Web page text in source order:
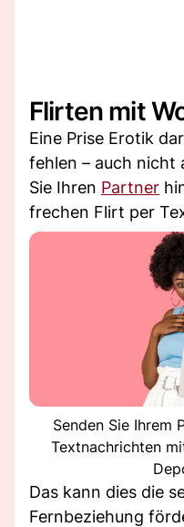
Flirten mit
Eine Prise Erotik
fehlen – auch nicht
Sie Ihren Partner
frechen Flirt per
Senden Sie Ihrem
Textnachrichten
Das kann dies die
Fernbeziehung